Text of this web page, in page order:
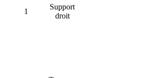
1
Support
droit